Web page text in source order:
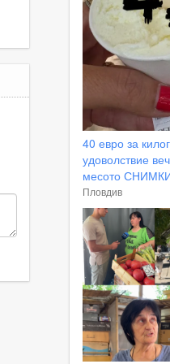
40 евро за
удоволствие
месото
Пловдив